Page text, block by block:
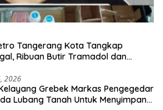
Tangerang Kota Tangkap
Ribuan Butir Tramadol dan
2026
Grebek Markas Pengegedar
Lubang Tanah Untuk Menyimpan